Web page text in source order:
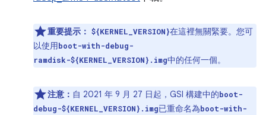
重要提示： ${KERNEL_VERSION}在這裡無關緊要。您可
以使用boot-with-debug-
ramdisk-${KERNEL_VERSION}.img中的任何一個。
注意： 自 2021 年 9 月 27 日起，GSI 構建中的boot-
debug-${KERNEL_VERSION}.img已重命名為boot-with-